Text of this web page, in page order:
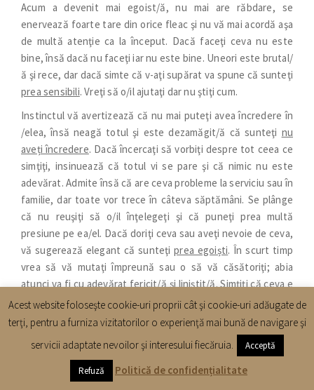
Acum a devenit mai egoist/ă, nu mai are răbdare, se
enervează foarte tare din orice fleac şi nu vă mai acordă aşa
de multă atenţie ca la început. Dacă faceţi ceva nu este
bine, însă dacă nu faceţi iar nu este bine. Uneori este brutal/
ă şi rece, dar dacă simte că v-aţi supărat va spune că sunteţi
prea sensibili. Vreţi să o/il ajutaţi dar nu ştiţi cum.
Instinctul vă avertizează că nu mai puteţi avea încredere în
/elea, însă neagă totul şi este dezamăgit/ă că sunteţi nu
aveți încredere. Dacă încercaţi să vorbiţi despre tot ceea ce
simţiţi, insinuează că totul vi se pare şi că nimic nu este
adevărat. Admite însă că are ceva probleme la serviciu sau în
familie, dar toate vor trece în câteva săptămâni. Se plânge
că nu reuşiţi să o/il înţelegeţi şi că puneţi prea multă
presiune pe ea/el. Dacă doriţi ceva sau aveţi nevoie de ceva,
vă sugerează elegant că sunteţiprea egoiști. În scurt timp
vrea să vă mutaţi împreună sau o să vă căsătoriţi; abia
atunci va fi cu adevărat fericit/ă şi liniştit/ă. Simțiți că ceva e
putred în Danemarca, dar sunteți convinşi că lucrurile vor
reveni la normal dacă aveți răbdare și înțelegere. Remarcaţi o
mare discrepanţă dintre vorbe şi fapte dar continuaţi să-i
căutaţi scuze, acceptând chiar ideea că sunteţi prea
sensibili, prea geloşi sau prea egoişti. E posibil să aveți
momente în care recunoașteți că v-ați înșelat în privinţa ei/lui
Acest website foloseşte cookie-uri proprii cât şi cookie-uri adăugate de
terţi, pentru a furniza vizitatorilor o experienţă mai bună de navigare şi
servicii adaptate nevoilor şi interesului fiecăruia.
Acceptă
Refuză Politică de confidențialitate